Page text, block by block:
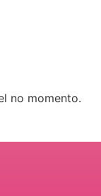
no momento.